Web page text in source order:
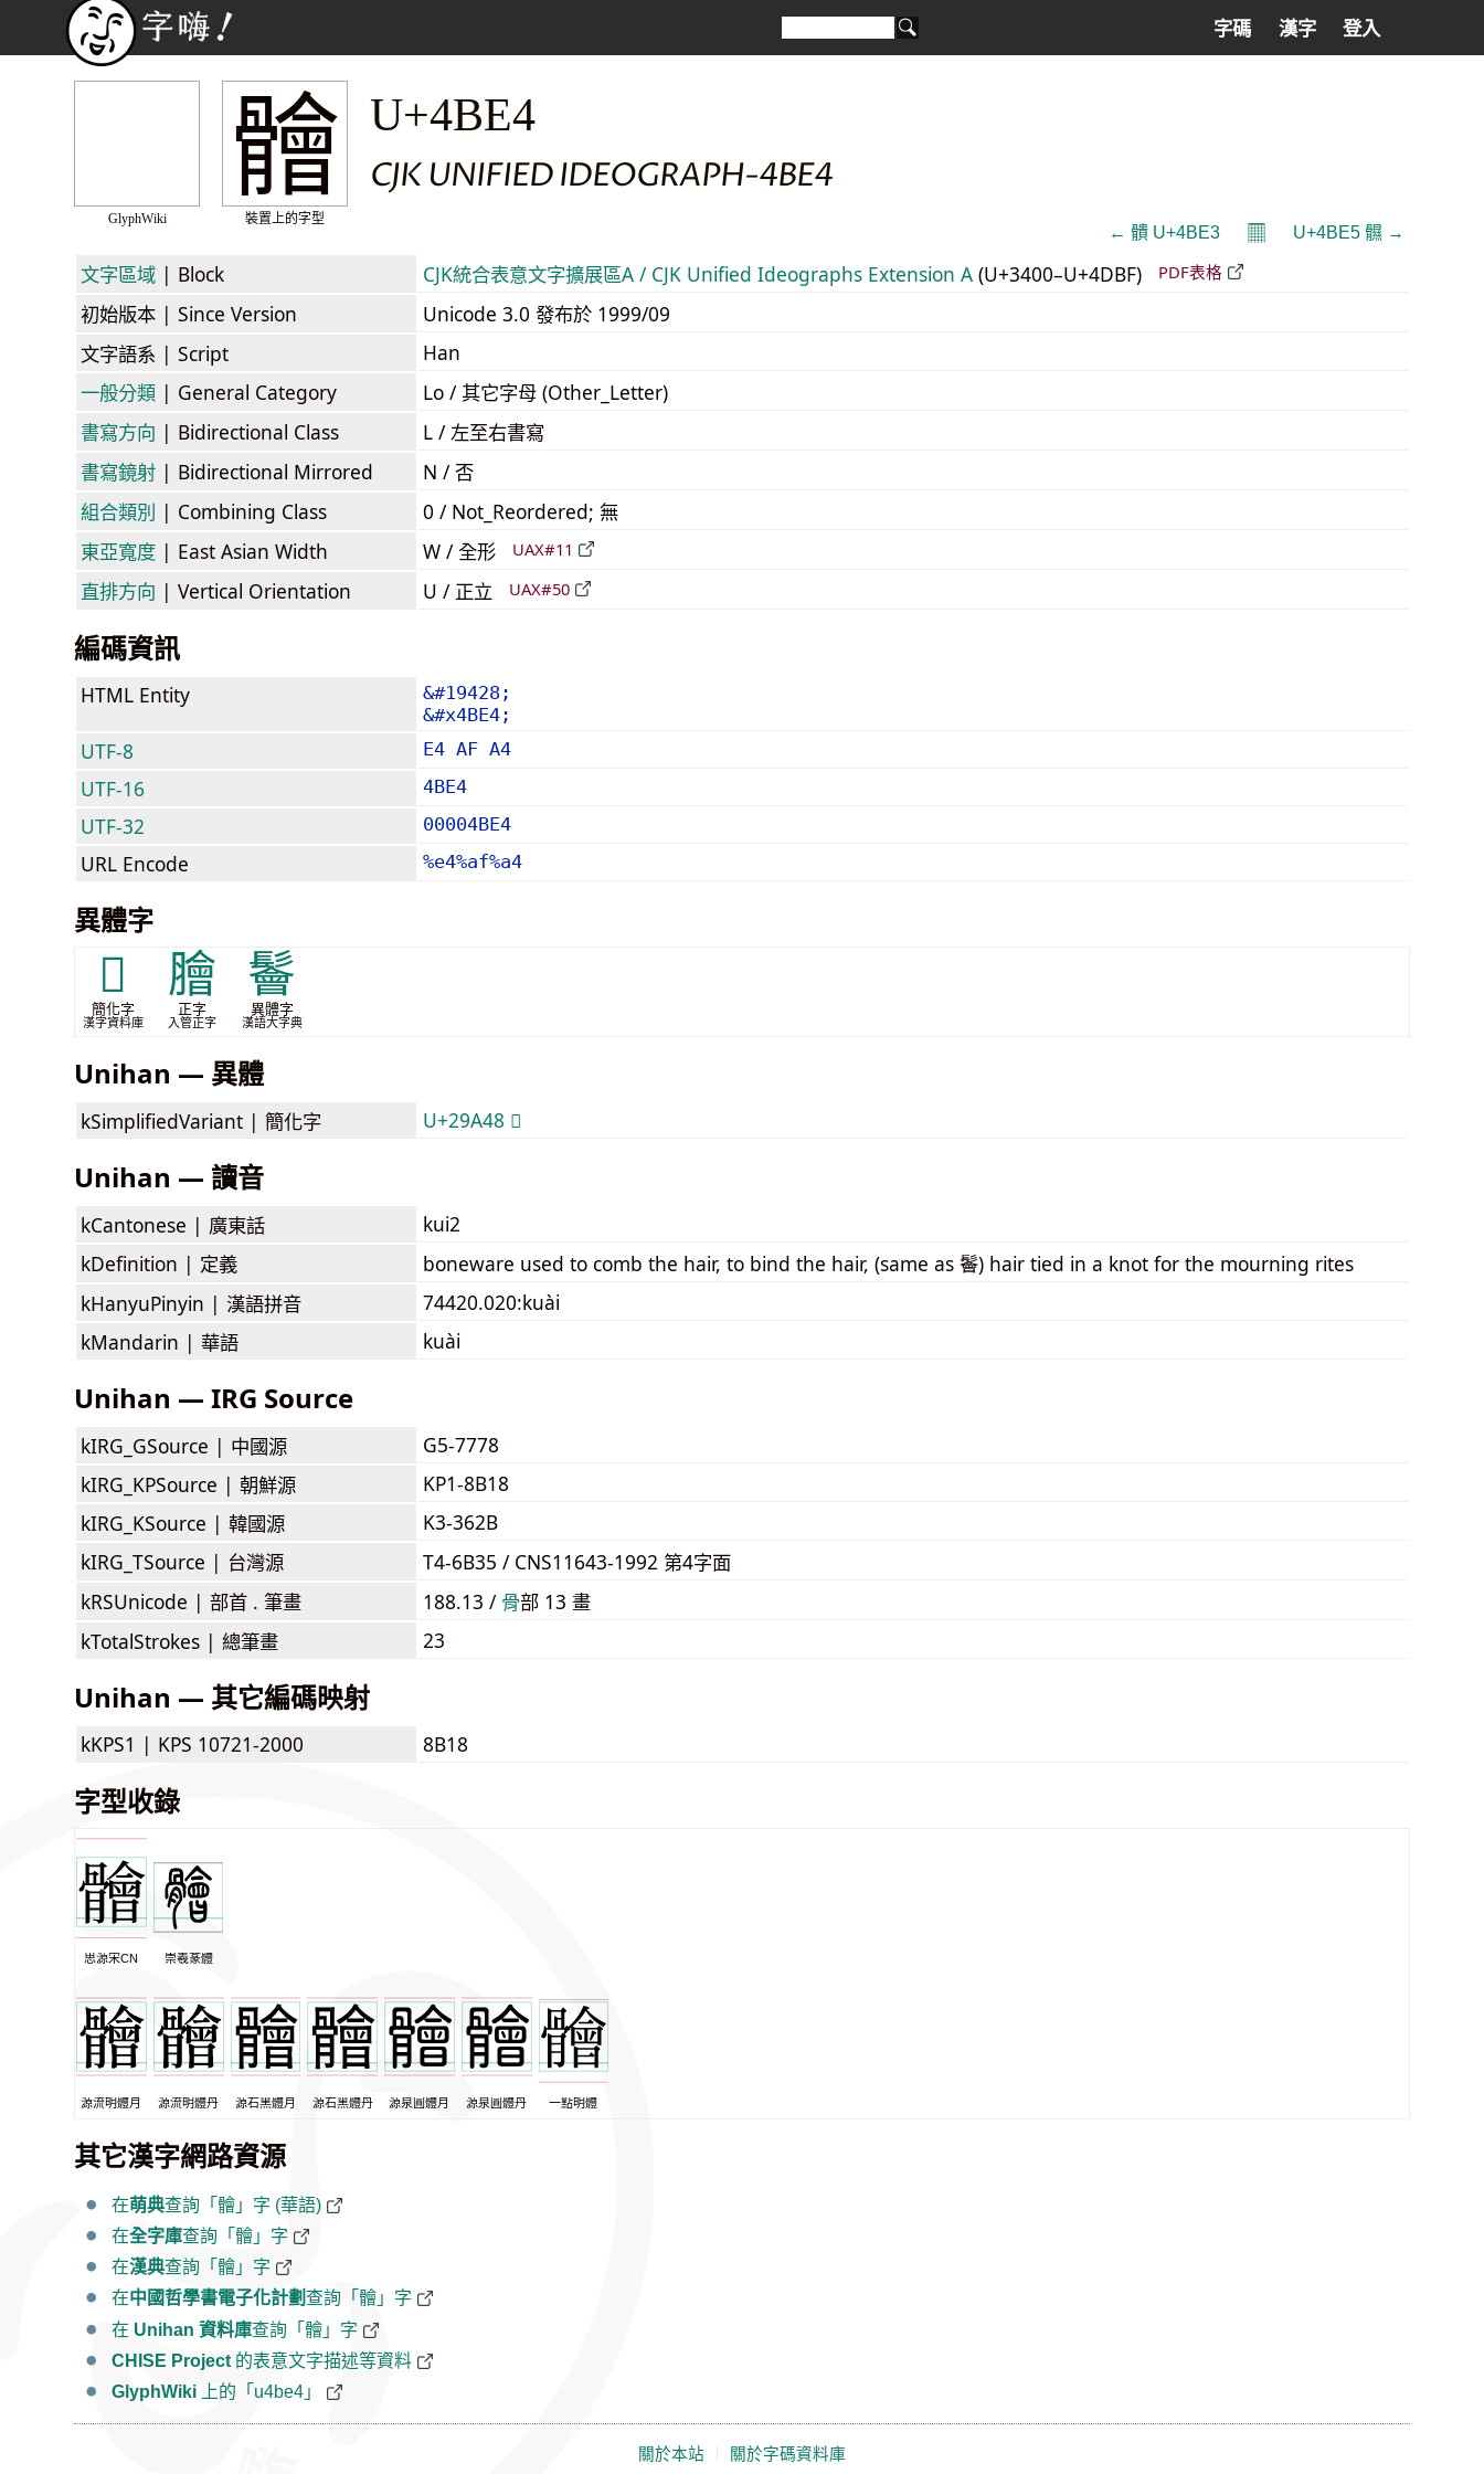
字碼 漢字 登入
GlyphWiki
䯤
裝置上的字型
U+4BE4
CJK UNIFIED IDEOGRAPH-4BE4
← 䯣 U+4BE3 𝄜 U+4BE5 䯥 →
文字區域 | Block CJK統合表意文字擴展區A / CJK Unified Ideographs Extension A (U+3400–U+4DBF) PDF表格
初始版本 | Since Version
Unicode 3.0 發布於 1999/09
文字語系 | Script
Han
一般分類 | General Category
Lo / 其它字母 (Other_Letter)
書寫方向 | Bidirectional Class
L / 左至右書寫
書寫鏡射 | Bidirectional Mirrored
N / 否
組合類別 | Combining Class
0 / Not_Reordered; 無
東亞寬度 | East Asian Width W / 全形 UAX#11
直排方向 | Vertical Orientation U / 正立 UAX#50
編碼資訊
HTML Entity
&#19428;
&#x4BE4;
UTF-8 E4 AF A4
UTF-16 4BE4
UTF-32 00004BE4
URL Encode %e4%af%a4
異體字
𩩈
簡化字
漢字資料庫
膾
正字
入管正字
鬠
異體字
漢語大字典
Unihan — 異體
kSimplifiedVariant | 簡化字 U+29A48 𩩈
Unihan — 讀音
kCantonese | 廣東話
kui2
kDefinition | 定義
boneware used to comb the hair, to bind the hair, (same as 鬠) hair tied in a knot for the mourning rites
kHanyuPinyin | 漢語拼音
74420.020:kuài
kMandarin | 華語 kuài
Unihan — IRG Source
kIRG_GSource | 中國源
G5-7778
kIRG_KPSource | 朝鮮源
KP1-8B18
kIRG_KSource | 韓國源
K3-362B
kIRG_TSource | 台灣源
T4-6B35 / CNS11643-1992 第4字面
kRSUnicode | 部首 . 筆畫 188.13 / ⾻部 13 畫
kTotalStrokes | 總筆畫 23
Unihan — 其它編碼映射
kKPS1 | KPS 10721-2000 8B18
字型收錄
思源宋CN 崇羲篆體
源流明體月 源流明體丹 源石黑體月 源石黑體丹 源泉圓體月 源泉圓體丹 一點明體
其它漢字網路資源
在萌典查詢「䯤」字 (華語)
在全字庫查詢「䯤」字
在漢典查詢「䯤」字
在中國哲學書電子化計劃 查詢「䯤」字
在 Unihan 資料庫查詢「䯤」字
CHISE Project 的表意文字描述等資料
GlyphWiki 上的「u4be4」
關於本站 關於字碼資料庫